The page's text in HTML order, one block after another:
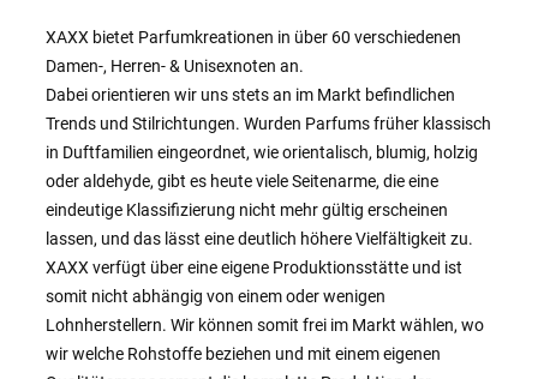
XAXX bietet Parfumkreationen in über 60 verschiedenen
Damen-, Herren- & Unisexnoten an.
Dabei orientieren wir uns stets an im Markt befindlichen
Trends und Stilrichtungen. Wurden Parfums früher klassisch
in Duftfamilien eingeordnet, wie orientalisch, blumig, holzig
oder aldehyde, gibt es heute viele Seitenarme, die eine
eindeutige Klassifizierung nicht mehr gültig erscheinen
lassen, und das lässt eine deutlich höhere Vielfältigkeit zu.
XAXX verfügt über eine eigene Produktionsstätte und ist
somit nicht abhängig von einem oder wenigen
Lohnherstellern. Wir können somit frei im Markt wählen, wo
wir welche Rohstoffe beziehen und mit einem eigenen